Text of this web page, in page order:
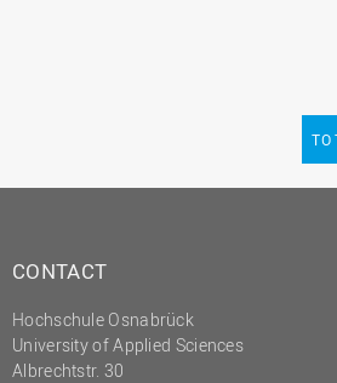
Projektmanagement Office
Science to Business GmbH
Studierendensekretariat
TO
CONTACT
Hochschule Osnabrück
University of Applied Sciences
Albrechtstr. 30